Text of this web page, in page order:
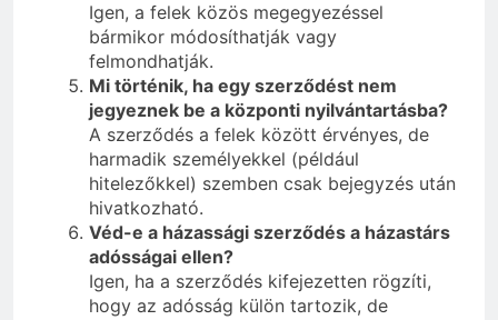
Igen, a felek közös megegyezéssel
bármikor módosíthatják vagy
felmondhatják.
Mi történik, ha egy szerződést nem
jegyeznek be a központi nyilvántartásba?
A szerződés a felek között érvényes, de
harmadik személyekkel (például
hitelezőkkel) szemben csak bejegyzés után
hivatkozható.
Véd-e a házassági szerződés a házastárs
adósságai ellen?
Igen, ha a szerződés kifejezetten rögzíti,
hogy az adósság külön tartozik, de